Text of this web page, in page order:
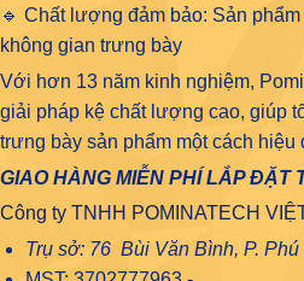
🔹 Chất lượng đảm bảo: Sản
không gian trưng bày
Với hơn 13 năm kinh nghiệm,
giải pháp kệ chất lượng cao, giúp
trưng bày sản phẩm một cách hiệu
GIAO HÀNG MIỄN PHÍ LẮP ĐẶT
Công ty TNHH POMINATECH
Trụ sở: 76 Bùi Văn Bình, P.